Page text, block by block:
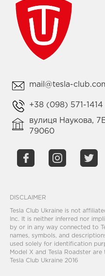
mail@tesla-
+38 (098) 571-1414
вулиця Наукова,
79060
DISCLAIMER
Tesla Club Ukraine is not
Inc. It is neither inferred nor
by or in any way connected to
names, symbols, and
used solely for identification
Model X and Tesla Roadster
Tesla Club Ukraine 2016